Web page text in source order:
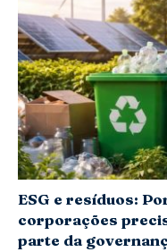
ESG e resíduos:
corporações
parte da